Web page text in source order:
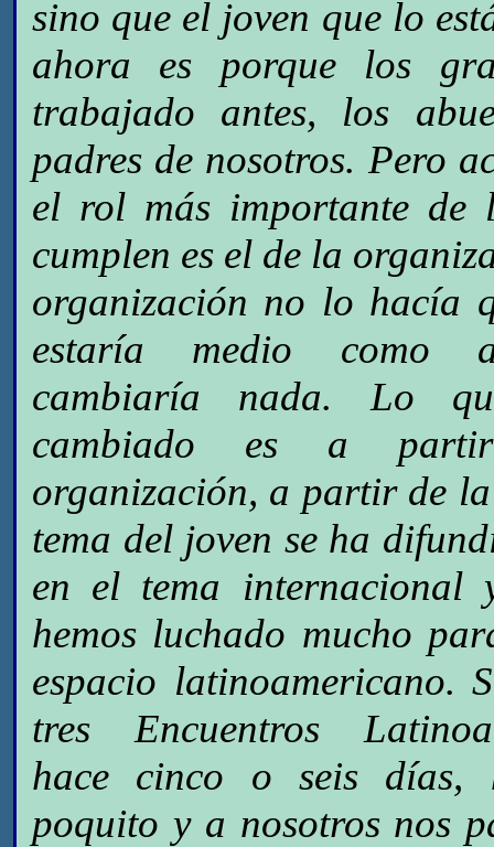
sino que el joven que lo
ahora es porque los
trabajado antes, los
padres de nosotros. Pero
el rol más importante de
cumplen es el de la
organización no lo hacía
estaría medio como
cambiaría nada. Lo
cambiado es a
organización, a partir de
tema del joven se ha
en el tema internacional
hemos luchado mucho
espacio latinoamericano.
tres Encuentros
hace cinco o seis días,
poquito y a nosotros nos